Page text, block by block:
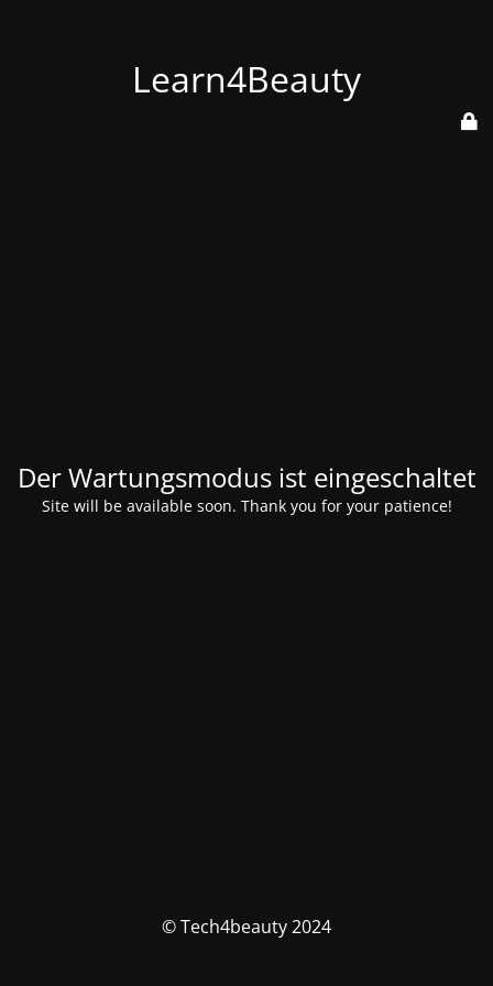
Learn4Beauty
Der Wartungsmodus ist eingeschaltet
Site will be available soon. Thank you for your patience!
© Tech4beauty 2024